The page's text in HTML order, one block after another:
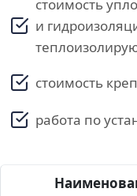
стоимость
и
стоимость
работа по